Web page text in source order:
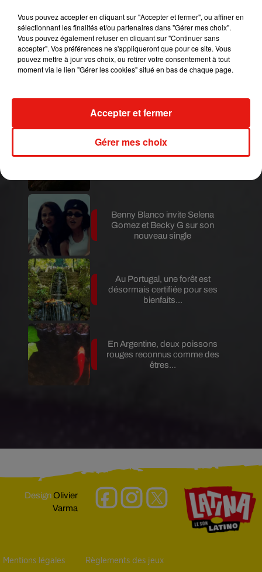
Le fourmilier géant fait son retour
en Argentine, et en pleine...
Au Guatemala, le volcan de
Benny Blanco invite Selena
Gomez et Becky G sur son
nouveau single
Au Portugal, une forêt est
désormais certifiée pour ses
bienfaits...
En Argentine, deux poissons
rouges reconnus comme des
êtres...
DesignOlivier
Varma
Mentions légales Règlements des jeux
Vous pouvez accepter en cliquant sur "Accepter et fermer", ou affiner en
sélectionnant les finalités et/ou partenaires dans "Gérer mes choix".
Vous pouvez également refuser en cliquant sur "Continuer sans
accepter". Vos préférences ne s'appliqueront que pour ce site. Vous
pouvez mettre à jour vos choix, ou retirer votre consentement à tout
moment via le lien "Gérer les cookies" situé en bas de chaque page.
Gérer mes choix
Accepter et fermer